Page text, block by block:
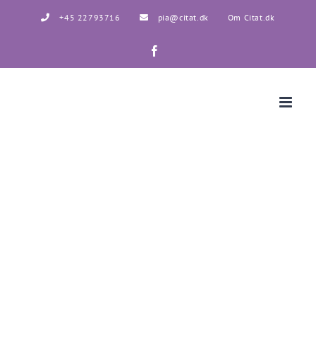
+45 22793716 pia@citat.dk Om Citat.dk